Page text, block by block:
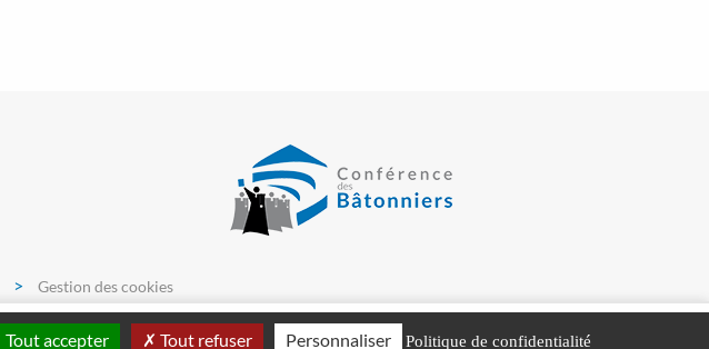
> Gestion des cookies
Tout accepter Tout refuser Personnaliser Politique de confidentialité